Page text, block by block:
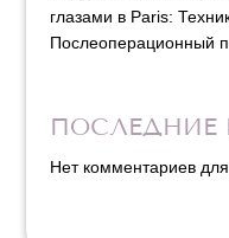
глазами в Paris:
Послеоперационный
ПОСЛЕДНИЕ
Нет комментариев